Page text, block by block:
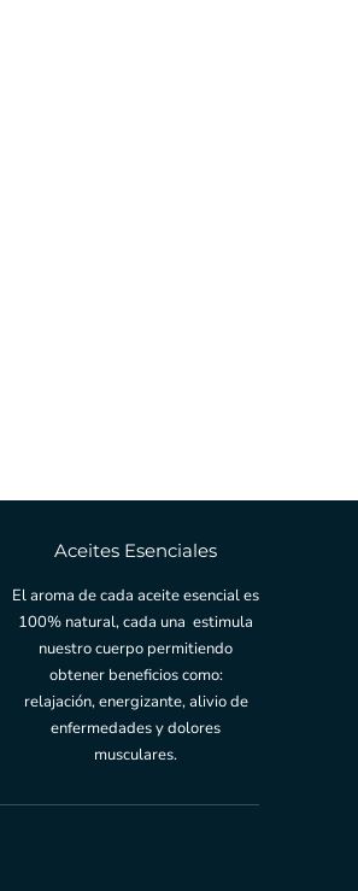
Aceites Esenciales
El aroma de cada aceite esencial es
100% natural, cada una estimula
nuestro cuerpo permitiendo
obtener beneficios como:
relajación, energizante, alivio de
enfermedades y dolores
musculares.